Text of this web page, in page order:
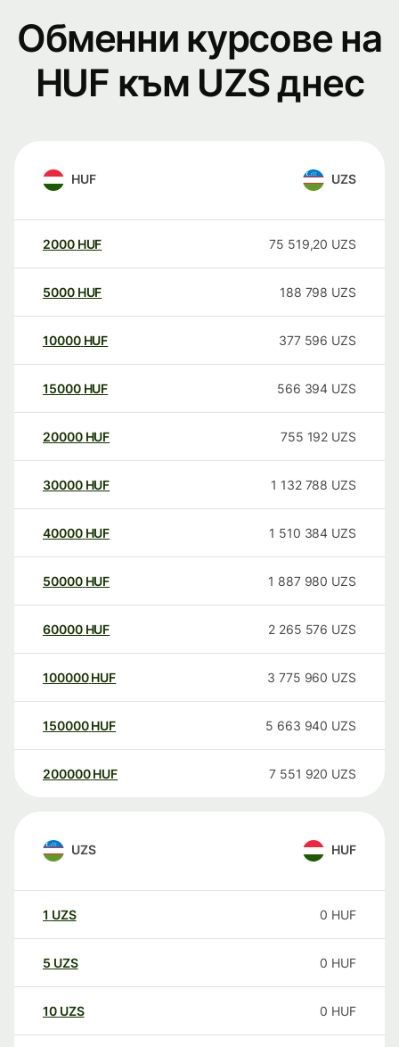
Обменни курсове на
HUF към UZS днес
HUF UZS
2000 HUF 75 519,20 UZS
5000 HUF 188 798 UZS
10000 HUF 377 596 UZS
15000 HUF 566 394 UZS
20000 HUF 755 192 UZS
30000 HUF 1 132 788 UZS
40000 HUF 1 510 384 UZS
50000 HUF 1 887 980 UZS
60000 HUF 2 265 576 UZS
100000 HUF 3 775 960 UZS
150000 HUF 5 663 940 UZS
200000 HUF 7 551 920 UZS
UZS HUF
1 UZS 0 HUF
5 UZS 0 HUF
10 UZS 0 HUF